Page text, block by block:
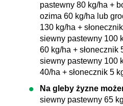
pastewny 80 kg/ha +
ozima 60 kg/ha lub
130 kg/ha +
siewny pastewny 100
60 kg/ha + słonecznik
siewny pastewny 100
40/ha + słonecznik 5
Na gleby żyzne
siewny pastewny 65